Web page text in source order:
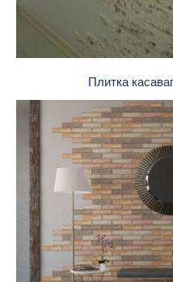
Плитка